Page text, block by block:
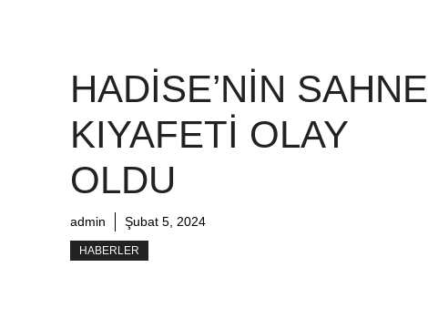
HADISE’NIN SAHNE
KIYAFETI OLAY
OLDU
admin Şubat 5, 2024
HABERLER